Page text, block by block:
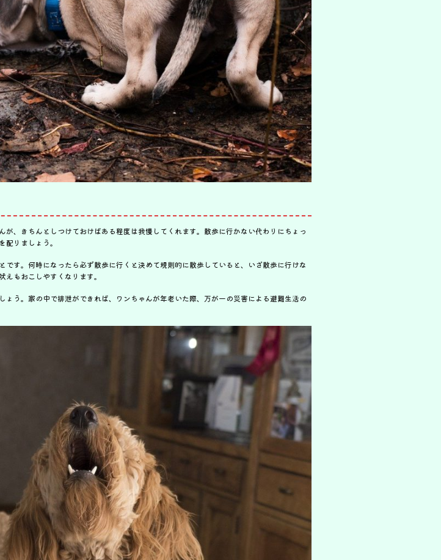
、きちんとしつけておけばある程度は我慢してくれます。散歩に行かない代わりにちょっ
りましょう。
す。何時になったら必ず散歩に行くと決めて規則的に散歩していると、いざ散歩に行けな
もおこしやすくなります。
う。家の中で排泄ができれば、ワンちゃんが年老いた際、万が一の災害による避難生活の